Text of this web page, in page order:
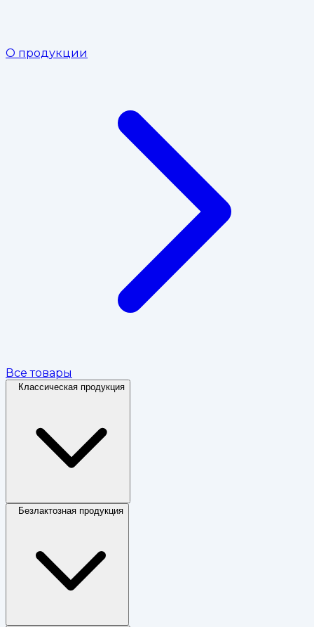
О продукции
Все товары
Классическая продукция
Безлактозная продукция